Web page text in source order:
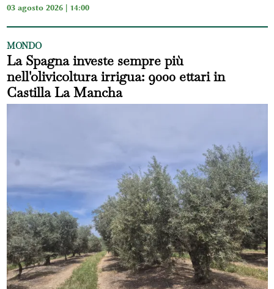
03 agosto 2026 | 14:00
MONDO
La Spagna investe sempre più
nell'olivicoltura irrigua: 9000 ettari in
Castilla La Mancha